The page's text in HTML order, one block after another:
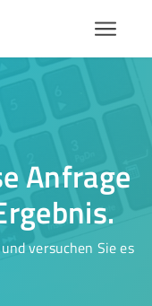
Anfrage
versuchen Sie es